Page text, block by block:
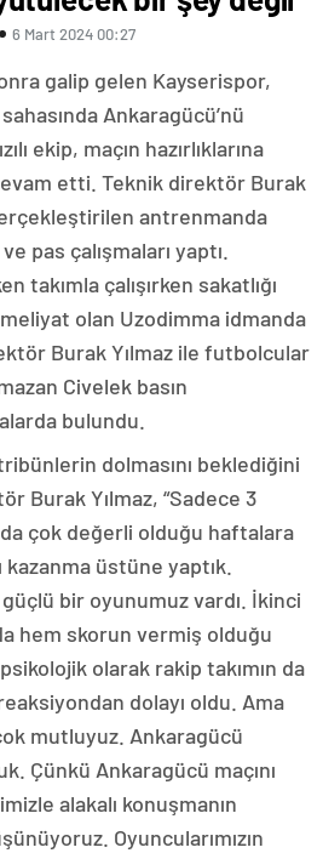
6 Mart 2024 00:27
galip gelen Kayserispor,
Ankaragücü’nü
ekip, maçın hazırlıklarına
etti. Teknik direktör Burak
antrenmanda
pas çalışmaları yaptı.
takımla çalışırken sakatlığı
olan Uzodimma idmanda
Burak Yılmaz ile futbolcular
Civelek basın
bulundu.
dolmasını beklediğini
Burak Yılmaz, “Sadece 3
da çok değerli olduğu haftalara
kazanma üstüne yaptık.
bir oyunumuz vardı. İkinci
hem skorun vermiş olduğu
olarak rakip takımın da
dolayı oldu. Ama
mutluyuz. Ankaragücü
Çünkü Ankaragücü maçını
alakalı konuşmanın
Oyuncularımızın